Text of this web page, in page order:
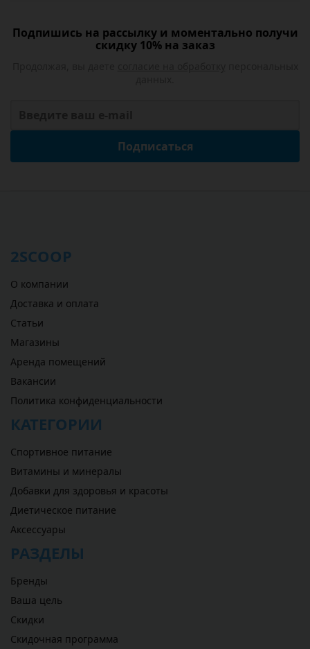
Подпишись на рассылку и моментально получи
скидку 10% на заказ
Подписаться
2SCOOP
О компании
Доставка и оплата
Статьи
Магазины
Аренда помещений
Вакансии
Политика конфиденциальности
КАТЕГОРИИ
Спортивное питание
Витамины и минералы
Добавки для здоровья и красоты
Диетическое питание
Аксессуары
РАЗДЕЛЫ
Бренды
Ваша цель
Скидки
Скидочная программа